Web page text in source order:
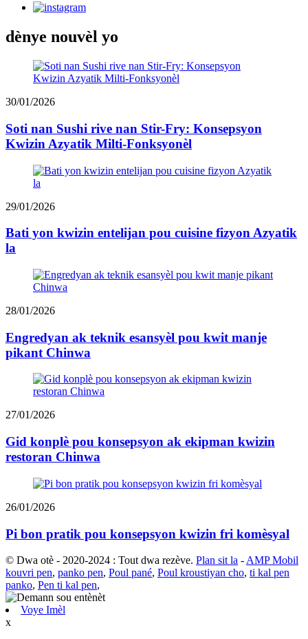
dènye nouvèl yo
30/01/2026
Soti nan Sushi rive nan Stir-Fry: Konsepsyon
Kwizin Azyatik Milti-Fonksyonèl
29/01/2026
Bati yon kwizin entelijan pou cuisine fizyon Azyatik
la
28/01/2026
Engredyan ak teknik esansyèl pou kwit manje
pikant Chinwa
27/01/2026
Gid konplè pou konsepsyon ak ekipman kwizin
restoran Chinwa
26/01/2026
Pi bon pratik pou konsepsyon kwizin fri komèsyal
© Dwa otè - 2020-2024 : Tout dwa rezève. Plan sit la - AMP Mobil
kouvri pen, panko pen, Poul pané, Poul kroustiyan cho, ti kal pen
panko, Pen ti kal pen,
Voye Imèl
x